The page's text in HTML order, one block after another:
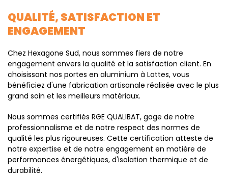
QUALITÉ, SATISFACTION ET
ENGAGEMENT
Chez Hexagone Sud, nous sommes fiers de notre
engagement envers la qualité et la satisfaction client. En
choisissant nos portes en aluminium à Lattes, vous
bénéficiez d'une fabrication artisanale réalisée avec le plus
grand soin et les meilleurs matériaux.
Nous sommes certifiés RGE QUALIBAT, gage de notre
professionnalisme et de notre respect des normes de
qualité les plus rigoureuses. Cette certification atteste de
notre expertise et de notre engagement en matière de
performances énergétiques, d'isolation thermique et de
durabilité.